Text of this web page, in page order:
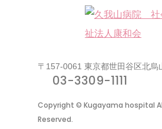
〒157-0061 東京都世田谷区北烏
03-3309-1111
Copyright © Kugayama hospital
Reserved.